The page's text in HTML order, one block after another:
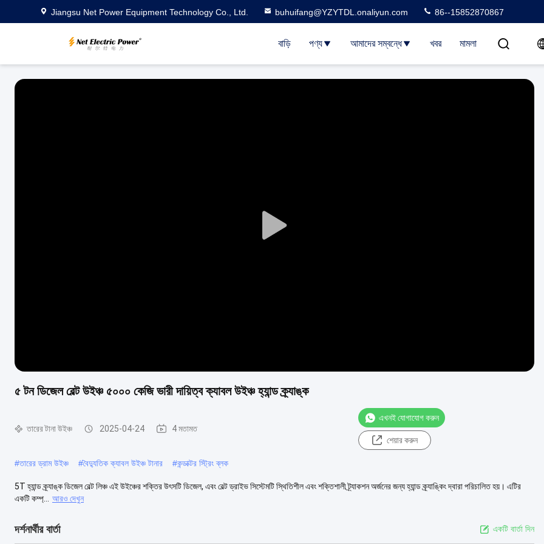
Jiangsu Net Power Equipment Technology Co., Ltd. buhuifang@YZYTDL.onaliyun.com 86--15852870867
বাড়ি পণ্য আমাদের সম্বন্ধে খবর মামলা
Play
৫ টন ডিজেল বেল্ট উইঞ্চ ৫০০০ কেজি ভারী দায়িত্ব ক্যাবল উইঞ্চ হ্যান্ড ক্র্যাঙ্ক
তারের টানা উইঞ্চ 2025-04-24 4 মতামত
এখনই যোগাযোগ করুন
শেয়ার করুন
#তারের ড্রাম উইঞ্চ #বৈদ্যুতিক ক্যাবল উইঞ্চ টানার #কন্ডাক্টর স্ট্রিং ব্লক
5T হ্যান্ড ক্র্যাঙ্ক ডিজেল বেল্ট লিঞ্চ এই উইঞ্চের শক্তির উৎসটি ডিজেল, এবং বেল্ট ড্রাইভ সিস্টেমটি স্থিতিশীল এবং শক্তিশালী ট্র্যাকশন অর্জনের জন্য হ্যান্ড ক্র্যাঙ্কিং দ্বারা পরিচালিত হয়। এটির
একটি কম্প্...
আরও দেখুন
দর্শনার্থীর বার্তা একটি বার্তা দিন